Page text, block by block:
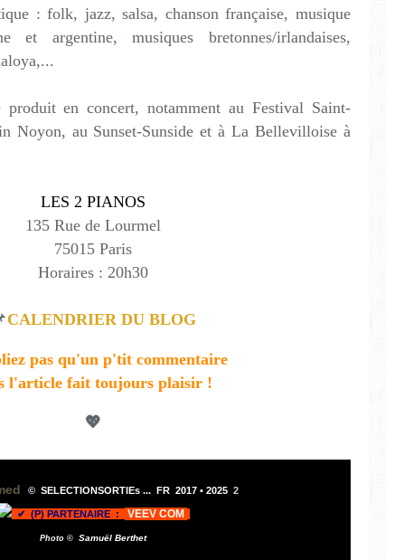
: folk, jazz, salsa, chanson française, musique
et argentine, musiques bretonnes/irlandaises,
en concert, notamment au Festival Saint-
Noyon, au Sunset-Sunside et à La Bellevilloise à
LES 2 PIANOS
135 Rue de Lourmel
75015 Paris
Horaires : 20h30
CALENDRIER DU BLOG
pas qu'un p'tit commentaire
l'article fait toujours plaisir !
💖
© SELECTIONSORTIEs ... FR 2017 • 2025 2
✔ (P) PARTENAIRE : VEEV COM
Photo © Samuël Berthet